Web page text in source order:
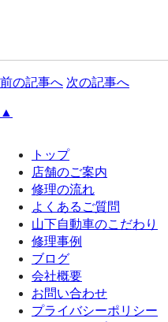
前の記事へ 次の記事へ
▲
トップ
店舗のご案内
修理の流れ
よくあるご質問
山下自動車のこだわり
修理事例
ブログ
会社概要
お問い合わせ
プライバシーポリシー